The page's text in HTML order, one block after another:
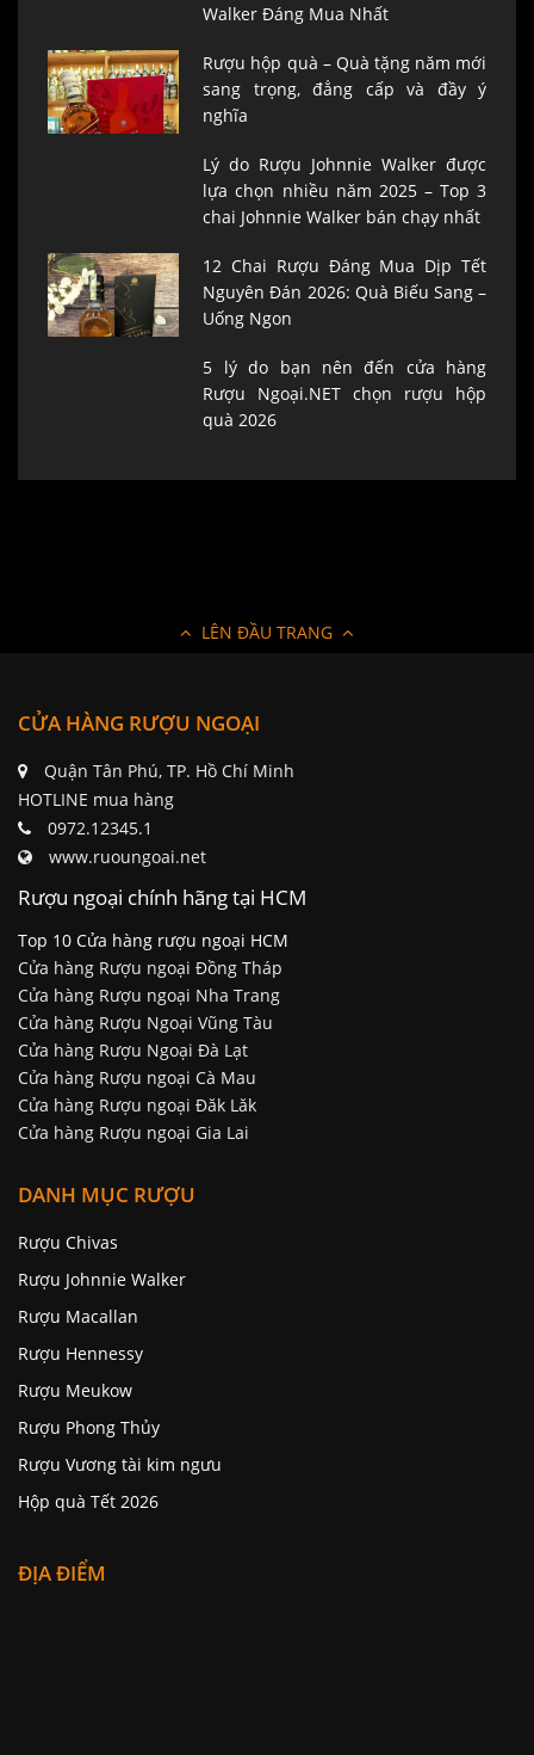
Walker Đáng Mua Nhất
Rượu hộp quà – Quà tặng năm mới
sang trọng, đẳng cấp và đầy ý
nghĩa
Lý do Rượu Johnnie Walker được
lựa chọn nhiều năm 2025 – Top 3
chai Johnnie Walker bán chạy nhất
12 Chai Rượu Đáng Mua Dịp Tết
Nguyên Đán 2026: Quà Biếu Sang –
Uống Ngon
5 lý do bạn nên đến cửa hàng
Rượu Ngoại.NET chọn rượu hộp
quà 2026
LÊN ĐẦU TRANG
CỬA HÀNG RƯỢU NGOẠI
Quận Tân Phú, TP. Hồ Chí Minh
HOTLINE mua hàng
0972.12345.1
www.ruoungoai.net
Rượu ngoại chính hãng tại HCM
Top 10 Cửa hàng rượu ngoại HCM
Cửa hàng Rượu ngoại Đồng Tháp
Cửa hàng Rượu ngoại Nha Trang
Cửa hàng Rượu Ngoại Vũng Tàu
Cửa hàng Rượu Ngoại Đà Lạt
Cửa hàng Rượu ngoại Cà Mau
Cửa hàng Rượu ngoại Đăk Lăk
Cửa hàng Rượu ngoại Gia Lai
DANH MỤC RƯỢU
Rượu Chivas
Rượu Johnnie Walker
Rượu Macallan
Rượu Hennessy
Rượu Meukow
Rượu Phong Thủy
Rượu Vương tài kim ngưu
Hộp quà Tết 2026
ĐỊA ĐIỂM